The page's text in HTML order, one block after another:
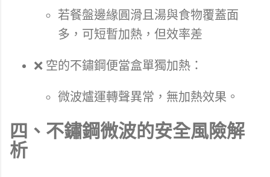
若餐盤邊緣圓滑且湯與食物覆蓋面
多，可短暫加熱，但效率差
❌ 空的不鏽鋼便當盒單獨加熱：
微波爐運轉聲異常，無加熱效果。
四、不鏽鋼微波的安全風險解
析